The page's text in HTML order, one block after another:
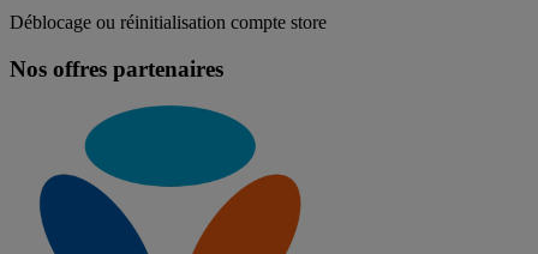
Déblocage ou réinitialisation compte store
Nos offres partenaires